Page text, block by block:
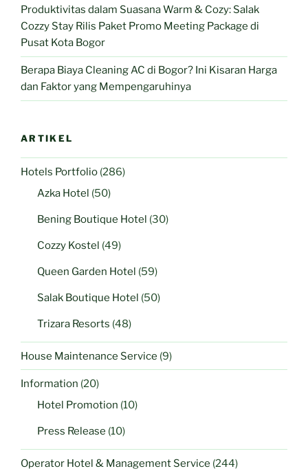
Produktivitas dalam Suasana Warm & Cozy: Salak
Cozzy Stay Rilis Paket Promo Meeting Package di
Pusat Kota Bogor
Berapa Biaya Cleaning AC di Bogor? Ini Kisaran Harga
dan Faktor yang Mempengaruhinya
ARTIKEL
Hotels Portfolio (286)
Azka Hotel (50)
Bening Boutique Hotel (30)
Cozzy Kostel (49)
Queen Garden Hotel (59)
Salak Boutique Hotel (50)
Trizara Resorts (48)
House Maintenance Service (9)
Information (20)
Hotel Promotion (10)
Press Release (10)
Operator Hotel & Management Service (244)